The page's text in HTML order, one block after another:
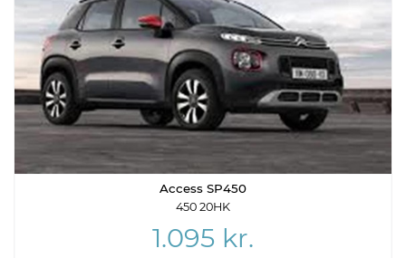
Access SP450
450 20HK
1.095 kr.